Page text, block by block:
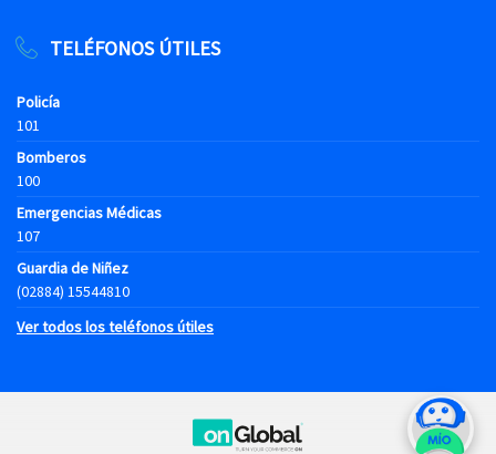
TELÉFONOS ÚTILES
Policía
101
Bomberos
100
Emergencias Médicas
107
Guardia de Niñez
(02884) 15544810
Ver todos los teléfonos útiles